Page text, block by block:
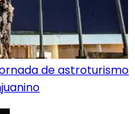
de astroturismo